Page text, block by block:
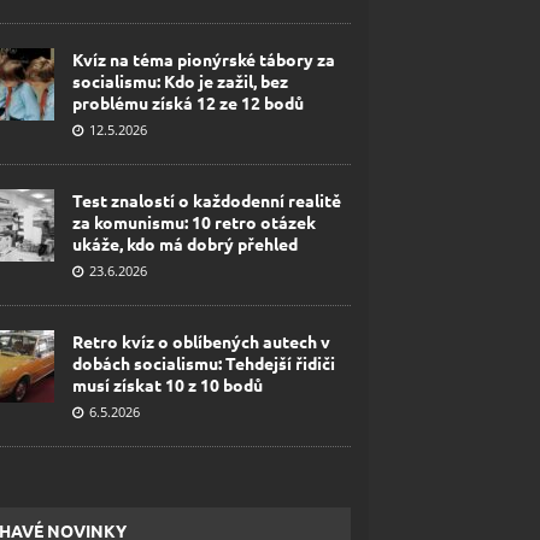
Kvíz na téma pionýrské tábory za
socialismu: Kdo je zažil, bez
problému získá 12 ze 12 bodů
12.5.2026
Test znalostí o každodenní realitě
za komunismu: 10 retro otázek
ukáže, kdo má dobrý přehled
23.6.2026
Retro kvíz o oblíbených autech v
dobách socialismu: Tehdejší řidiči
musí získat 10 z 10 bodů
6.5.2026
NOVINKY